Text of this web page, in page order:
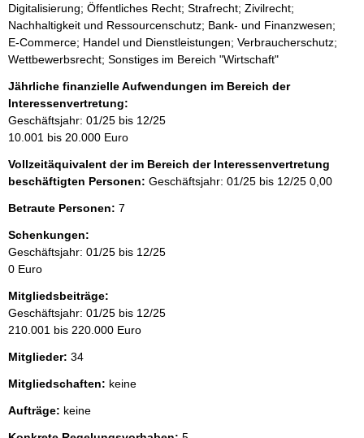
Digitalisierung; Öffentliches Recht; Strafrecht; Zivilrecht;
Nachhaltigkeit und Ressourcenschutz; Bank- und Finanzwesen;
E-Commerce; Handel und Dienstleistungen; Verbraucherschutz;
Wettbewerbsrecht; Sonstiges im Bereich "Wirtschaft"
Jährliche finanzielle Aufwendungen im Bereich der
Interessenvertretung:
Geschäftsjahr: 01/25 bis 12/25
10.001 bis 20.000 Euro
Vollzeitäquivalent der im Bereich der Interessenvertretung
beschäftigten Personen: Geschäftsjahr: 01/25 bis 12/25 0,00
Betraute Personen: 7
Schenkungen:
Geschäftsjahr: 01/25 bis 12/25
0 Euro
Mitgliedsbeiträge:
Geschäftsjahr: 01/25 bis 12/25
210.001 bis 220.000 Euro
Mitglieder: 34
Mitgliedschaften: keine
Aufträge: keine